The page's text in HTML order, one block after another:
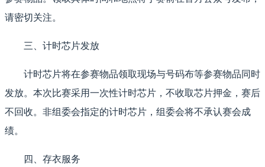
请密切关注。
三、计时芯片发放
计时芯片将在参赛物品领取现场与号码布等参赛物品同时
发放。本次比赛采用一次性计时芯片，不收取芯片押金，赛后
不回收。非组委会指定的计时芯片，组委会将不承认赛会成
绩。
四、存衣服务